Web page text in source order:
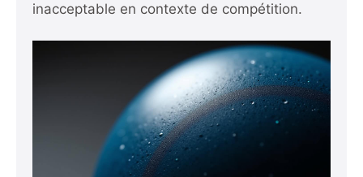
inacceptable en contexte de compétition.